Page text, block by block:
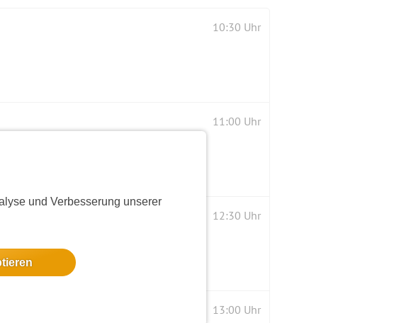
und Verbesserung unserer
10:30 Uhr
11:00 Uhr
12:30 Uhr
13:00 Uhr